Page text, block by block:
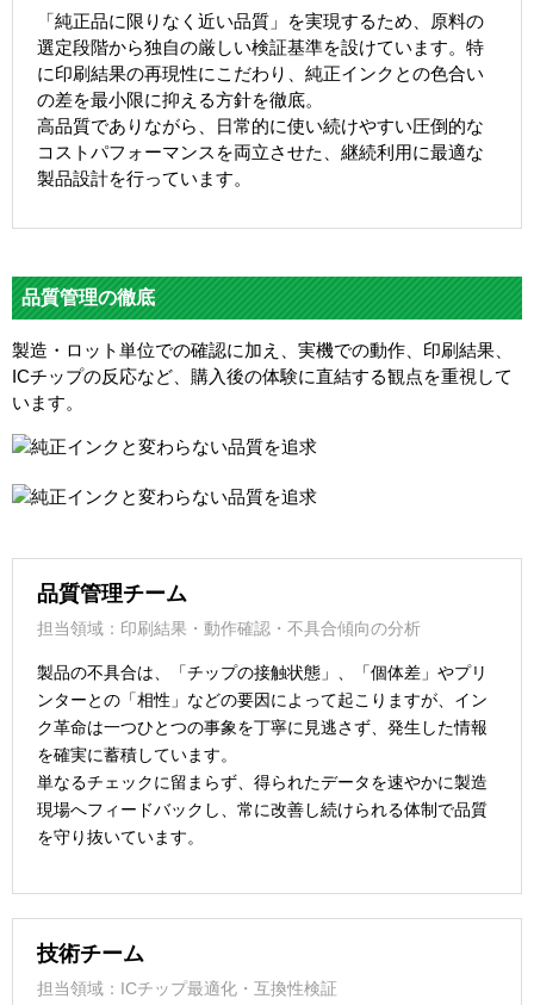
「純正品に限りなく近い品質」を実現するため、原料の
選定段階から独自の厳しい検証基準を設けています。特
に印刷結果の再現性にこだわり、純正インクとの色合い
の差を最小限に抑える方針を徹底。
高品質でありながら、日常的に使い続けやすい圧倒的な
コストパフォーマンスを両立させた、継続利用に最適な
製品設計を行っています。
品質管理の徹底
製造・ロット単位での確認に加え、実機での動作、印刷結果、
ICチップの反応など、購入後の体験に直結する観点を重視して
います。
品質管理チーム
担当領域：印刷結果・動作確認・不具合傾向の分析
製品の不具合は、「チップの接触状態」、「個体差」やプリ
ンターとの「相性」などの要因によって起こりますが、イン
ク革命は一つひとつの事象を丁寧に見逃さず、発生した情報
を確実に蓄積しています。
単なるチェックに留まらず、得られたデータを速やかに製造
現場へフィードバックし、常に改善し続けられる体制で品質
を守り抜いています。
技術チーム
担当領域：ICチップ最適化・互換性検証